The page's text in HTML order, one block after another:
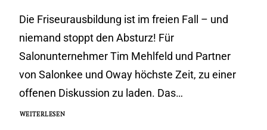
Die Friseurausbildung ist im freien Fall – und
niemand stoppt den Absturz! Für
Salonunternehmer Tim Mehlfeld und Partner
von Salonkee und Oway höchste Zeit, zu einer
offenen Diskussion zu laden. Das…
WEITERLESEN